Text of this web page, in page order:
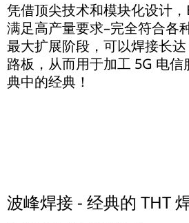
凭借顶尖技术和模块化设计
满足高产量要求–完全符合各
最大扩展阶段，可以焊接长
路板，从而用于加工 5G 电
典中的经典！
波峰焊接 - 经典的 THT